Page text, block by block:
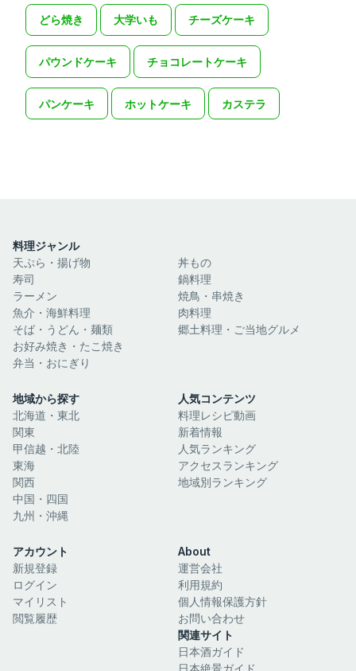
どら焼き 大学いも チーズケーキ
パウンドケーキ チョコレートケーキ
パンケーキ ホットケーキ カステラ
料理ジャンル
天ぷら・揚げ物
寿司
ラーメン
魚介・海鮮料理
そば・うどん・麺類
お好み焼き・たこ焼き
弁当・おにぎり
丼もの
鍋料理
焼鳥・串焼き
肉料理
郷土料理・ご当地グルメ
地域から探す
北海道・東北
関東
甲信越・北陸
東海
関西
中国・四国
九州・沖縄
人気コンテンツ
料理レシピ動画
新着情報
人気ランキング
アクセスランキング
地域別ランキング
アカウント
新規登録
ログイン
マイリスト
閲覧履歴
About
運営会社
利用規約
個人情報保護方針
お問い合わせ
関連サイト
日本酒ガイド